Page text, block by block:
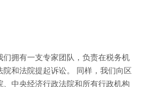
们拥有一支专家团队，负责在税务机
院和法院提起诉讼。 同样，我们向区
、中央经济行政法院和所有行政机构